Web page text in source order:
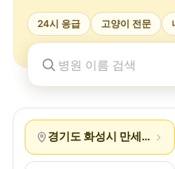
24시 응급 고양이 전문
경기도 화성시 만세구 팔탄